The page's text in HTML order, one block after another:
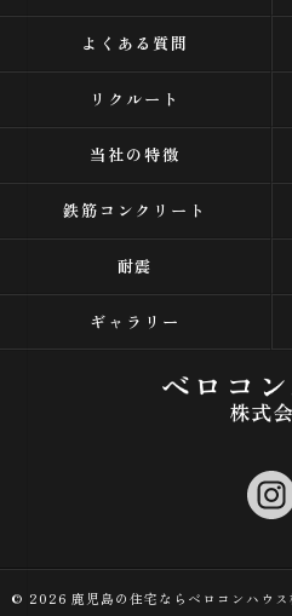
よくある質問
リクルート
当社の特徴
鉄筋コンクリート
耐震
ギャラリー
© 2026 鹿児島の住宅ならベロコンハウ